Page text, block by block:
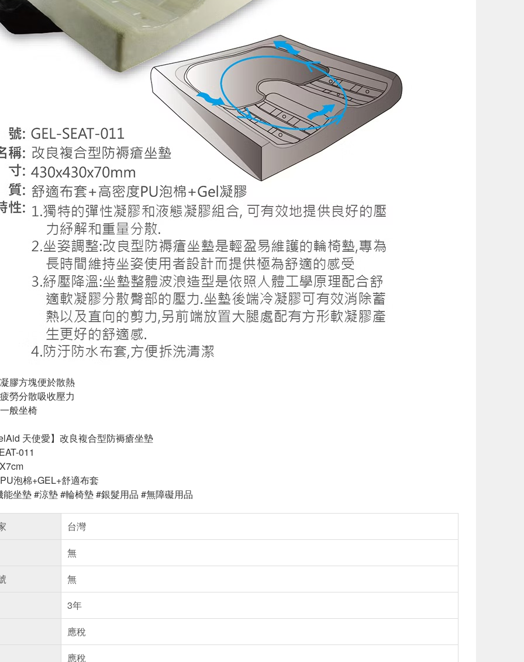
膠方塊便於散熱
勞分散吸收壓力
般坐椅
天使愛】改良複合型防褥瘡坐墊
011
泡棉+GEL+舒適布套
坐墊 #涼墊 #輪椅墊 #銀髮用品 #無障礙用品
台灣
無
無
3年
應稅
應稅